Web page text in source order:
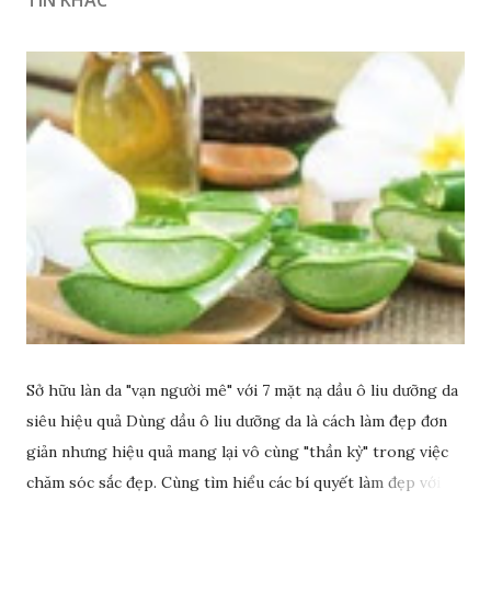
Sở hữu làn da "vạn người mê" với 7 mặt nạ dầu ô liu dưỡng da
siêu hiệu quả Dùng dầu ô liu dưỡng da là cách làm đẹp đơn
giản nhưng hiệu quả mang lại vô cùng "thần kỳ" trong việc
chăm sóc sắc đẹp. Cùng tìm hiểu các bí quyết làm đẹp với